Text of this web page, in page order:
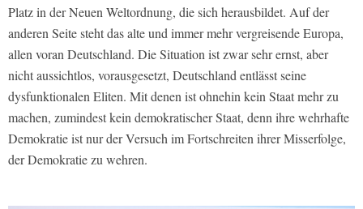
Platz in der Neuen Weltordnung, die sich herausbildet. Auf der
anderen Seite steht das alte und immer mehr vergreisende Europa,
allen voran Deutschland. Die Situation ist zwar sehr ernst, aber
nicht aussichtlos, vorausgesetzt, Deutschland entlässt seine
dysfunktionalen Eliten. Mit denen ist ohnehin kein Staat mehr zu
machen, zumindest kein demokratischer Staat, denn ihre wehrhafte
Demokratie ist nur der Versuch im Fortschreiten ihrer Misserfolge,
der Demokratie zu wehren.